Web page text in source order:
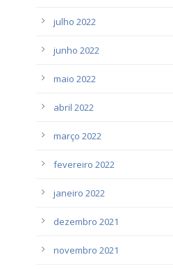
julho 2022
junho 2022
maio 2022
abril 2022
março 2022
fevereiro 2022
janeiro 2022
dezembro 2021
novembro 2021